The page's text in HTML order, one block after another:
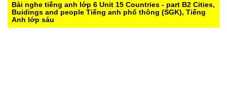
Bài nghe tiếng anh lớp 6 Unit 15 Countries - part B2 Cities,
Buidings and people Tiếng anh phổ thông (SGK), Tiếng
Anh lớp sáu